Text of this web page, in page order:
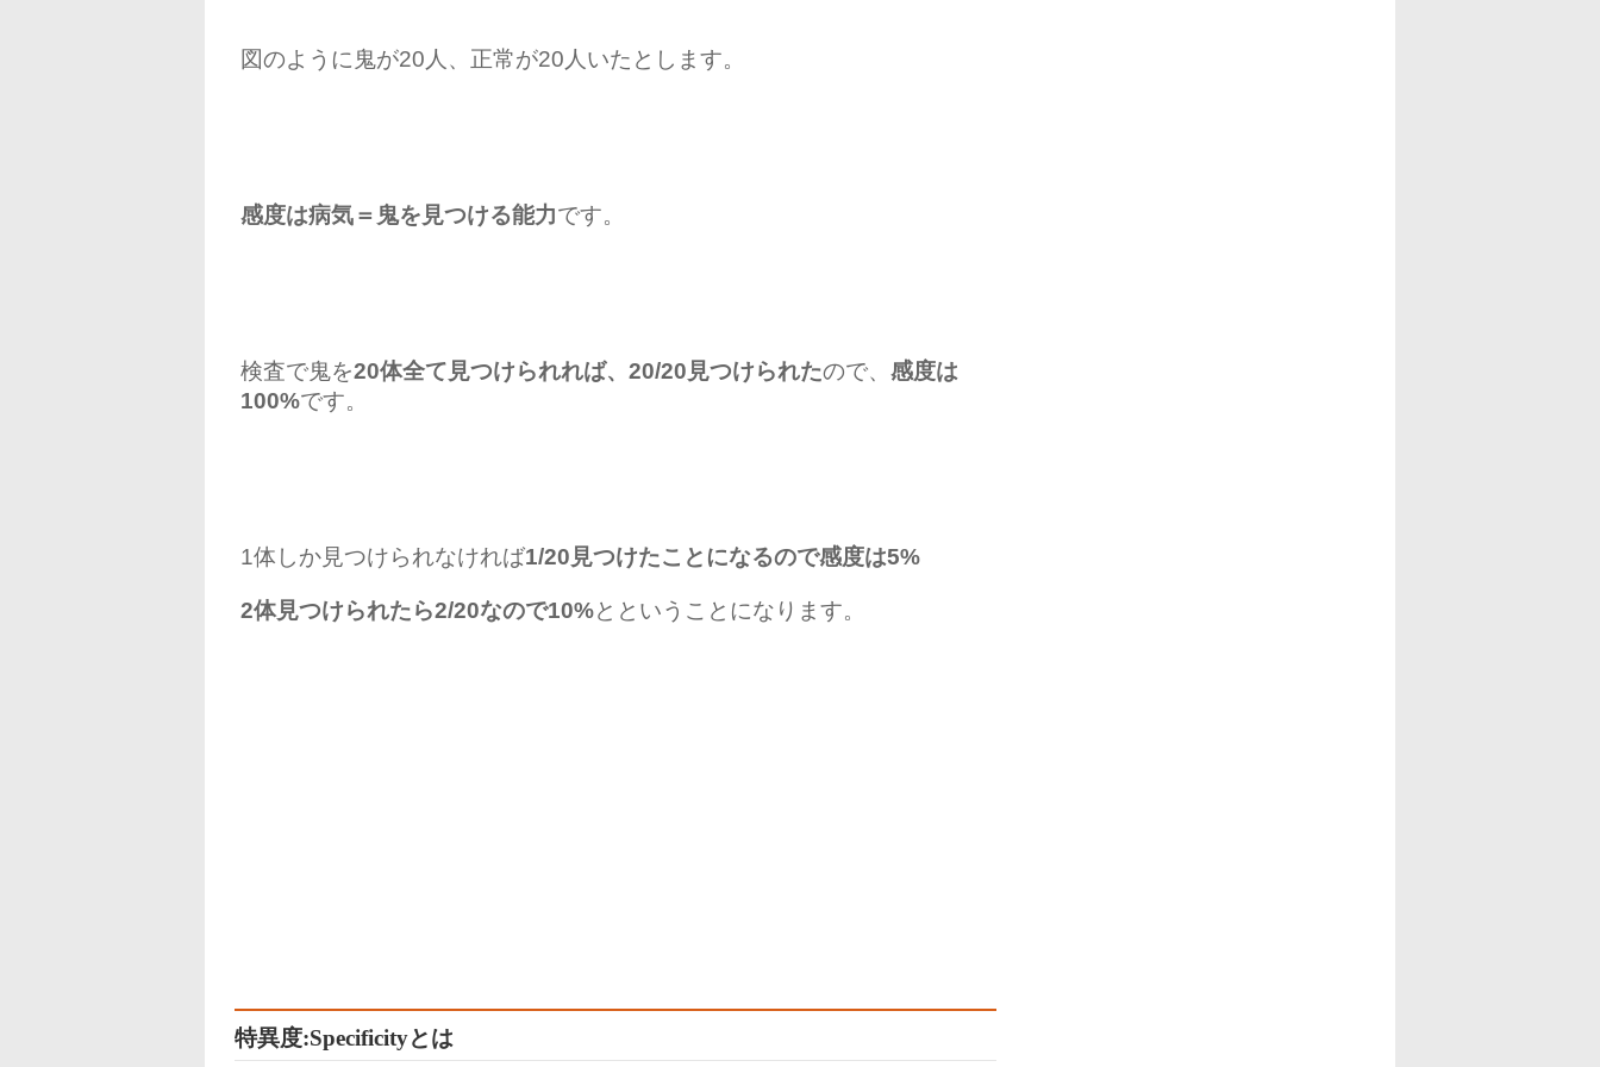
図のように鬼が20人、正常が20人いたとします。
感度は病気＝鬼を見つける能力です。
検査で鬼を20体全て見つけられれば、20/20見つけられたので、 感度は
100%です。
1体しか見つけられなければ1/20見つけたことになるので感度は5%
2体見つけられたら2/20なので10%とということになります。
特異度:Specificityとは